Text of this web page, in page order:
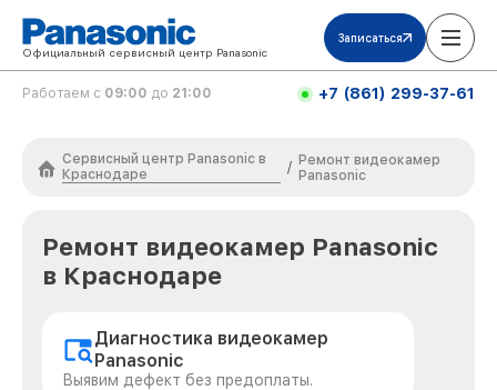
Официальный сервисный центр Panasonic
Записаться
Работаем с 09:00 до 21:00 +7 (861) 299-37-61
Сервисный центр Panasonic в
Краснодаре
/ Ремонт видеокамер
Panasonic
Ремонт видеокамер Panasonic
в Краснодаре
Диагностика видеокамер
Panasonic
Выявим дефект без предоплаты.